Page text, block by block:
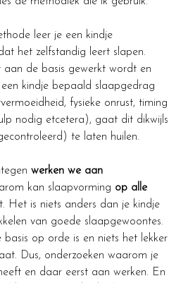
leer je een kindje
het zelfstandig leert slapen.
de basis gewerkt wordt en
kindje bepaald slaapgedrag
fysieke onrust, timing
nodig etcetera), gaat dit dikwijls
te laten huilen.
werken we aan
kan slaapvorming op alle
Het is niets anders dan je kindje
van goede slaapgewoontes.
op orde is en niets het lekker
Dus, onderzoeken waarom je
en daar eerst aan werken. En